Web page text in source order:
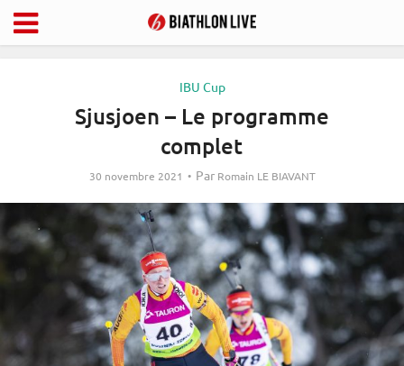
IBU Cup
Sjusjoen – Le programme
complet
30 novembre 2021 Par Romain LE BIAVANT